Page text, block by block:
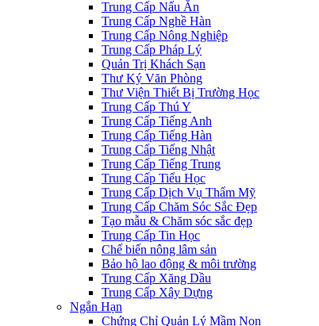
Trung Cấp Nấu Ăn
Trung Cấp Nghề Hàn
Trung Cấp Nông Nghiệp
Trung Cấp Pháp Lý
Quản Trị Khách Sạn
Thư Ký Văn Phòng
Thư Viện Thiết Bị Trường Học
Trung Cấp Thú Y
Trung Cấp Tiếng Anh
Trung Cấp Tiếng Hàn
Trung Cấp Tiếng Nhật
Trung Cấp Tiếng Trung
Trung Cấp Tiểu Học
Trung Cấp Dịch Vụ Thẩm Mỹ
Trung Cấp Chăm Sóc Sắc Đẹp
Tạo mẫu & Chăm sóc sắc đẹp
Trung Cấp Tin Học
Chế biến nông lâm sản
Bảo hộ lao động & môi trường
Trung Cấp Xăng Dầu
Trung Cấp Xây Dựng
Ngắn Hạn
Chứng Chỉ Quản Lý Mầm Non